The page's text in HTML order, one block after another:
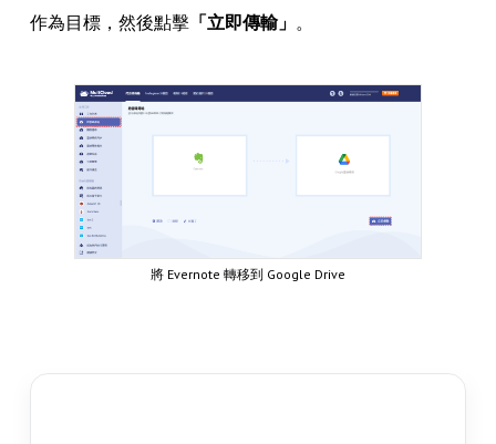
作為目標，然後點擊「立即傳輸」 。
將 Evernote 轉移到 Google Drive